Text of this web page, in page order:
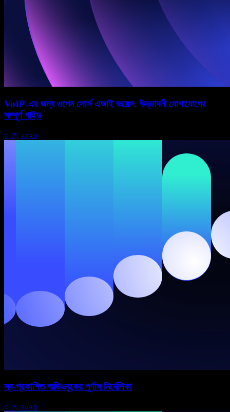
VoIP-এর জন্য ওপেন সোর্স এআই ভয়েস: উদ্ভাবনী যোগাযোগের
সম্পূর্ণ গাইড
৩ মে, ২০২৩
স্ব-প্রকাশিত অডিওবুকের পূর্ণাঙ্গ নির্দেশিকা
৩ মে, ২০২৩